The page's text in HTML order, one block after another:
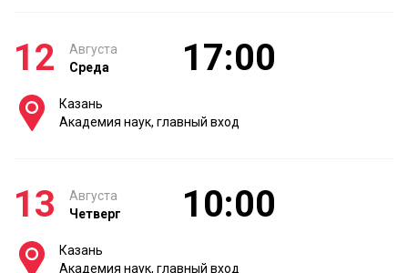
12
Августа
Среда
17:00
Казань
Академия наук, главный вход
13
Августа
Четверг
10:00
Казань
Академия наук, главный вход